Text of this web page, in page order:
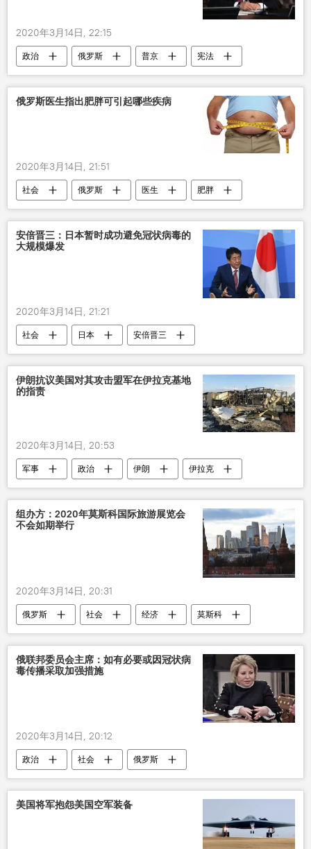
2020年3月14日, 22:15
政治 俄罗斯 普京
宪法
修正案
签署
俄罗斯医生指出肥胖可引起哪些疾病
2020年3月14日, 21:51
社会 俄罗斯 医生
肥胖
疾病
安倍晋三：日本暂时成功避免冠状病毒的
大规模爆发
2020年3月14日, 21:21
社会 日本
安倍晋三
冠状病毒
新型肺炎疫情
伊朗抗议美国对其攻击盟军在伊拉克基地
的指责
2020年3月14日, 20:53
军事 政治 伊朗
伊拉克
美国
攻击 指责 基地
组办方：2020年莫斯科国际旅游展览会
不会如期举行
2020年3月14日, 20:31
俄罗斯 社会 经济
莫斯科
旅游
展览会
冠状病毒
新型肺炎疫情
俄联邦委员会主席：如有必要或因冠状病
毒传播采取加强措施
2020年3月14日, 20:12
政治 社会
俄罗斯
冠状病毒
措施
新型肺炎疫情
瓦连京娜•马特维延科
美国将军抱怨美国空军装备